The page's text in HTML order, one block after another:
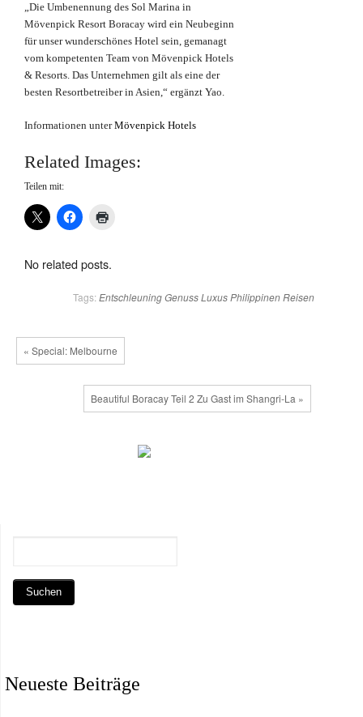
„Die Umbenennung des Sol Marina in
Mövenpick Resort Boracay wird ein Neubeginn
für unser wunderschönes Hotel sein, gemanagt
vom kompetenten Team von Mövenpick Hotels
& Resorts. Das Unternehmen gilt als eine der
besten Resortbetreiber in Asien,“ ergänzt Yao.
Informationen unterMövenpick Hotels
Related Images:
Teilen mit:
No related posts.
Tags: EntschleuningGenussLuxusPhilippinenReisen
« Special: Melbourne
Beautiful Boracay Teil 2 Zu Gast im Shangri-La »
Neueste Beiträge